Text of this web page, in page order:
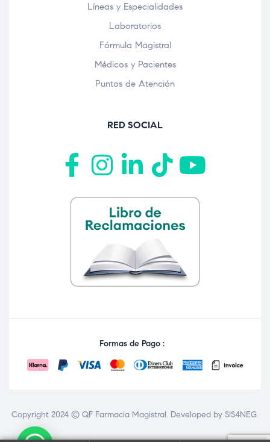
Líneas y Especialidades
Laboratorios
Fórmula Magistral
Médicos y Pacientes
Puntos de Atención
RED SOCIAL
Formas de Pago :
Copyright 2024 © QF Farmacia Magistral. Developed by SIS4NEG.